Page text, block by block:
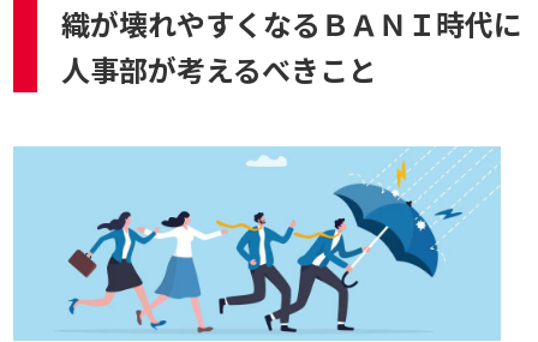
織が壊れやすくなるＢＡＮＩ時代に
人事部が考えるべきこと